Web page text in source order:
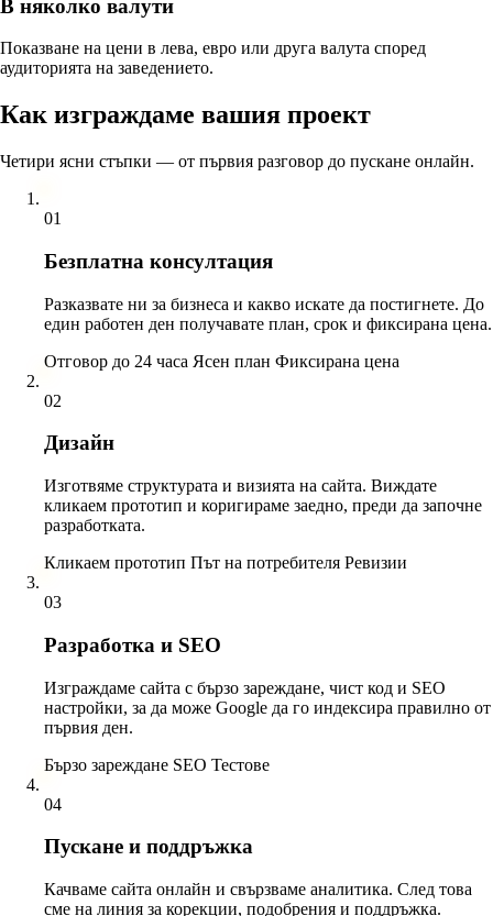
В няколко валути
Показване на цени в лева, евро или друга валута според
аудиторията на заведението.
Как изграждаме вашия проект
Четири ясни стъпки — от първия разговор до пускане онлайн.
онлайн
магазин за
слънчеви
очила
01
Безплатна консултация
Разказвате ни за бизнеса и какво искате да постигнете. До
един работен ден получавате план, срок и фиксирана цена.
Отговор до 24 часа Ясен план Фиксирана цена
02
Дизайн
Изготвяме структурата и визията на сайта. Виждате
кликаем прототип и коригираме заедно, преди да започне
разработката.
Кликаем прототип Път на потребителя Ревизии
100
03
Разработка и SEO
Изграждаме сайта с бързо зареждане, чист код и SEO
настройки, за да може Google да го индексира правилно от
първия ден.
Бързо зареждане SEO Тестове
На живо
vashiq-sait.bg
04
Пускане и поддръжка
Качваме сайта онлайн и свързваме аналитика. След това
сме на линия за корекции, подобрения и поддръжка.